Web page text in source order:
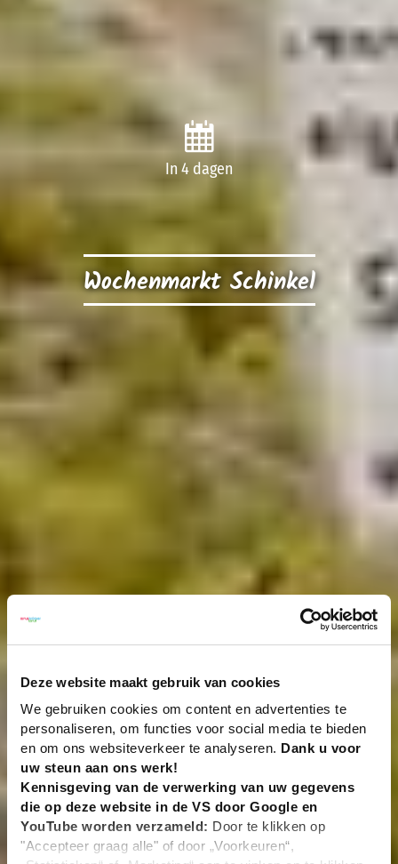
Deze website maakt gebruik van cookies
We gebruiken cookies om content en advertenties te
personaliseren, om functies voor social media te bieden
en om ons websiteverkeer te analyseren. Dank u voor
uw steun aan ons werk!
Kennisgeving van de verwerking van uw gegevens
die op deze website in de VS door Google en
YouTube worden verzameld: Door te klikken op
"Accepteer graag alle" of door „Voorkeuren“,
In 4 dagen
Wochenmarkt Schinkel